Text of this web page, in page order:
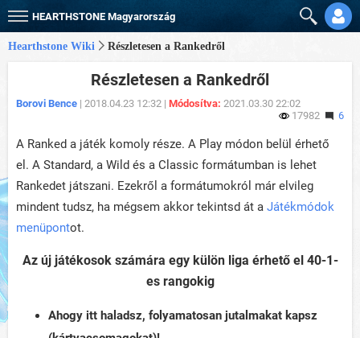
HEARTHSTONE Magyarország
Hearthstone Wiki Részletesen a Rankedről
Részletesen a Rankedről
Borovi Bence | 2018.04.23 12:32 | Módosítva: 2021.03.30 22:02
17982
6
A Ranked a játék komoly része. A Play módon belül érhető
el. A Standard, a Wild és a Classic formátumban is lehet
Rankedet játszani. Ezekről a formátumokról már elvileg
mindent tudsz, ha mégsem akkor tekintsd át a Játékmódok
menüpontot.
Az új játékosok számára egy külön liga érhető el 40-1-
es rangokig
Ahogy itt haladsz, folyamatosan jutalmakat kapsz